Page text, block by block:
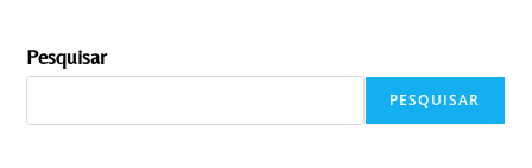
Pesquisar
PESQUISAR